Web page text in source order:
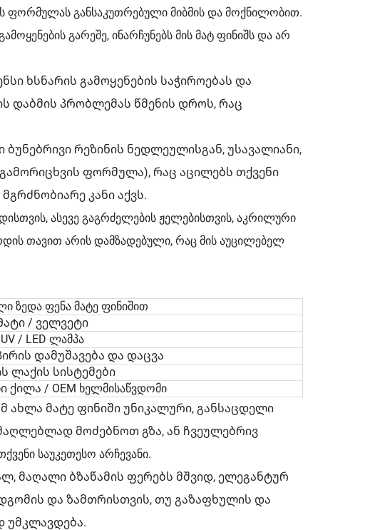
ფორმულას განსაკუთრებული მიბმის და მოქნილობით.
გარეშე, ინარჩუნებს მის მატ ფინიშს და არ
ხსნარის გამოყენების საჭიროებას და
დაბმის პრობლემას წმენის დროს, რაც
რეზინის ნედლეულისგან, უსავალიანი,
გამორიცხვის ფორმულა), რაც აცილებს თქვენი
კანი აქვს.
ასევე გაგრძელების ჟელებისთვის, აკრილური
თავით არის დამზადებული, რაც მის აუცილებელ
ზედა ფენა მატე ფინიშით
/ ველვეტი
UV / LED ლამპა
დამუშავება და დაცვა
ლაქის სისტემები
/ OEM ხელმისაწვდომი
ახლა მატე ფინიში უნიკალური, განსაცდელი
მოძებნოთ გზა, ან ჩვეულებრივ
საუკეთესო არჩევანი.
მაღალი ბზაწამის ფერებს მშვიდ, ელეგანტურ
და ზამთრისთვის, თუ გაზაფხულის და
უმკლავდება.